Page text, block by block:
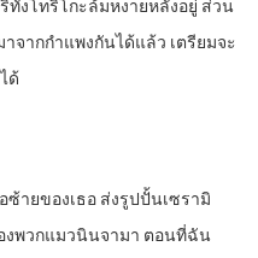
ทั้งโทริโกะล้มหงายหลังอยู่ ส่วน
จากกำแพงกันได้แล้ว เตรียมจะ
ด้
ายของเธอ ส่งรูปปั้นเซรามิ
พวกแมวนินจามา ตอนที่ฉัน